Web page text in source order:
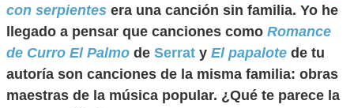
con serpientes era una canción sin familia. Yo he
llegado a pensar que canciones como Romance
de Curro El Palmo de Serrat y El papalote de tu
autoría son canciones de la misma familia: obras
maestras de la música popular. ¿Qué te parece la